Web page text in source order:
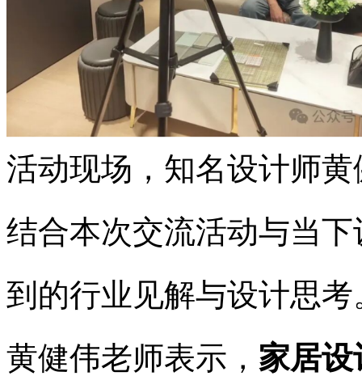
活动现场，知名设计师
结合本次交流活动与当
到的行业见解与设计思考
黄健伟老师表示， 家居